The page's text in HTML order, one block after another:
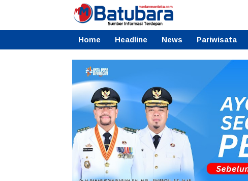
Home Headline News Pariwisata